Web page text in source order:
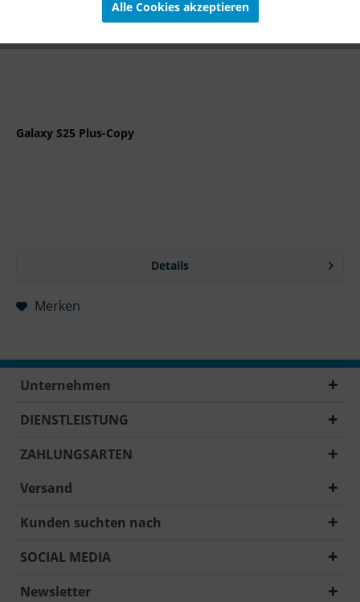
Galaxy S25 Plus-Copy
Details
Merken
Unternehmen
DIENSTLEISTUNG
ZAHLUNGSARTEN
Versand
Kunden suchten nach
SOCIAL MEDIA
Newsletter
Alle Cookies akzeptieren